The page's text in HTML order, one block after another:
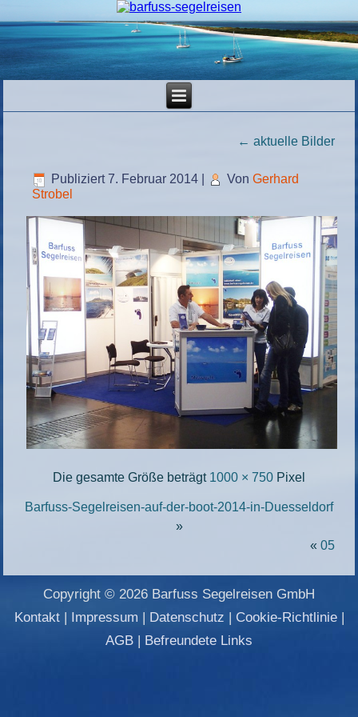
← aktuelle Bilder
Publiziert 7. Februar 2014 Von Gerhard
Strobel
Die gesamte Größe beträgt 1000 × 750 Pixel
Barfuss-Segelreisen-auf-der-boot-2014-in-Duesseldorf
»
« 05
Copyright © 2026 Barfuss Segelreisen GmbH
Kontakt| Impressum Datenschutz Cookie-Richtlinie|
AGB
Befreundete Links